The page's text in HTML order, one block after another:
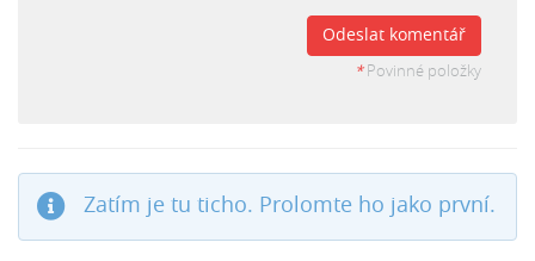
Odeslat komentář
*Povinné položky
Zatím je tu ticho. Prolomte ho jako první.